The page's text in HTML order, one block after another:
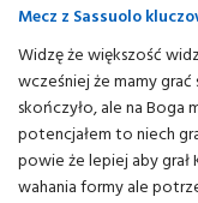
Mecz z Sassuolo
Widzę że większość
wcześniej że mamy
skończyło, ale na Boga
potencjałem to niech
powie że lepiej aby grał
wahania formy ale